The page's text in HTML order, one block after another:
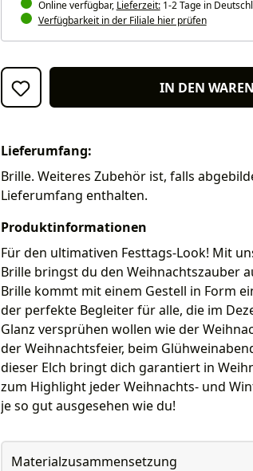
Online verfügbar, Lieferzeit:1-2 Tage in
Verfügbarkeit in der Filiale hier prüfen
IN DEN
Lieferumfang:
Brille. Weiteres Zubehör ist, falls
Lieferumfang enthalten.
Produktinformationen
Für den ultimativen Festtags-Look! Mit
Brille bringst du den Weihnachtszauber
Brille kommt mit einem Gestell in Form
der perfekte Begleiter für alle, die im
Glanz versprühen wollen wie der
der Weihnachtsfeier, beim
dieser Elch bringt dich garantiert in
zum Highlight jeder Weihnachts- und
je so gut ausgesehen wie du!
Materialzusammensetzung